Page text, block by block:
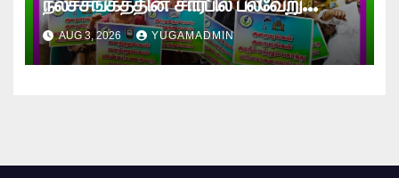
கோரிக்கைகளை வலியுறுத்தி
கவனயீர்ப்பு ஆர்ப்பாட்டம்!!
AUG 3, 2026 YUGAMADMIN